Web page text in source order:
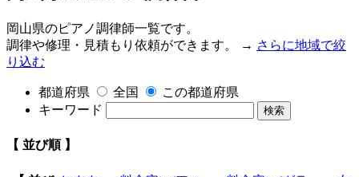
岡山県のピアノ調律師一覧です。
調律や修理・見積もり依頼ができます。 → さらに地域で絞
り込む
都道府県 全国
この都道府県
キーワード
検索
【 並び順 】